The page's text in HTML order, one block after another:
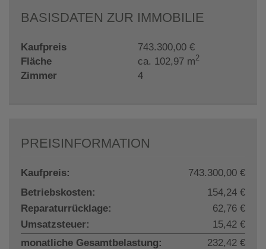
BASISDATEN ZUR IMMOBILIE
Kaufpreis
743.300,00 €
Fläche
ca. 102,97 m2
Zimmer 4
PREISINFORMATION
Kaufpreis:
743.300,00 €
Betriebskosten:
154,24 €
Reparaturrücklage:
62,76 €
Umsatzsteuer:
15,42 €
monatliche Gesamtbelastung:
232,42 €